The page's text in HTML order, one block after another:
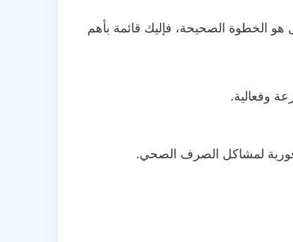
الخطوة الصحيحة، فإليك قائمة بأهم
وفعالية.
فورية لمشاكل الصرف الصحي.